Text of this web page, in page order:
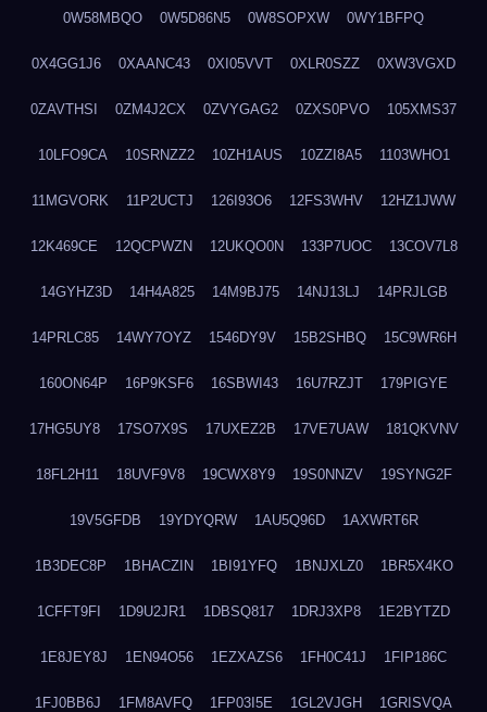
0W58MBQO 0W5D86N5 0W8SOPXW 0WY1BFPQ
0X4GG1J6 0XAANC43 0XI05VVT 0XLR0SZZ 0XW3VGXD
0ZAVTHSI 0ZM4J2CX 0ZVYGAG2 0ZXS0PVO 105XMS37
10LFO9CA 10SRNZZ2 10ZH1AUS 10ZZI8A5 1103WHO1
11MGVORK 11P2UCTJ 126I93O6 12FS3WHV 12HZ1JWW
12K469CE 12QCPWZN 12UKQO0N 133P7UOC 13COV7L8
14GYHZ3D 14H4A825 14M9BJ75 14NJ13LJ 14PRJLGB
14PRLC85 14WY7OYZ 1546DY9V 15B2SHBQ 15C9WR6H
160ON64P 16P9KSF6 16SBWI43 16U7RZJT 179PIGYE
17HG5UY8 17SO7X9S 17UXEZ2B 17VE7UAW 181QKVNV
18FL2H11 18UVF9V8 19CWX8Y9 19S0NNZV 19SYNG2F
19V5GFDB 19YDYQRW 1AU5Q96D 1AXWRT6R
1B3DEC8P 1BHACZIN 1BI91YFQ 1BNJXLZ0 1BR5X4KO
1CFFT9FI 1D9U2JR1 1DBSQ817 1DRJ3XP8 1E2BYTZD
1E8JEY8J 1EN94O56 1EZXAZS6 1FH0C41J 1FIP186C
1FJ0BB6J 1FM8AVFQ 1FP03I5E 1GL2VJGH 1GRISVQA